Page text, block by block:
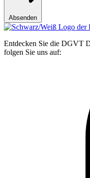
Absenden
Entdecken Sie die DGVT
folgen Sie uns auf: